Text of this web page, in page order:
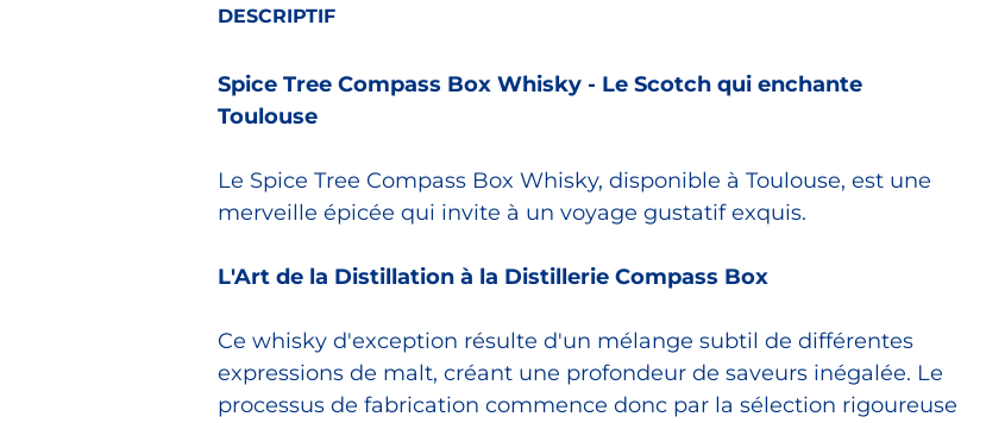
DESCRIPTIF
Spice Tree Compass Box Whisky - Le Scotch qui enchante
Toulouse
Le Spice Tree Compass Box Whisky, disponible à Toulouse, est une
merveille épicée qui invite à un voyage gustatif exquis.
L'Art de la Distillation à la Distillerie Compass Box
Ce whisky d'exception résulte d'un mélange subtil de différentes
expressions de malt, créant une profondeur de saveurs inégalée. Le
processus de fabrication commence donc par la sélection rigoureuse